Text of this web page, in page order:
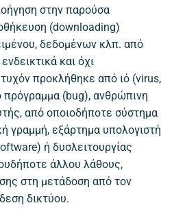
στην παρούσα
(downloading)
δεδομένων κλπ. από
και όχι
τυχόν προκλήθηκε από ιό (virus,
(bug), ανθρώπινη
από οποιοδήποτε σύστημα
γραμμή, εξάρτημα υπολογιστή
ή δυσλειτουργίας
άλλου λάθους,
στη μετάδοση από τον
δικτύου.